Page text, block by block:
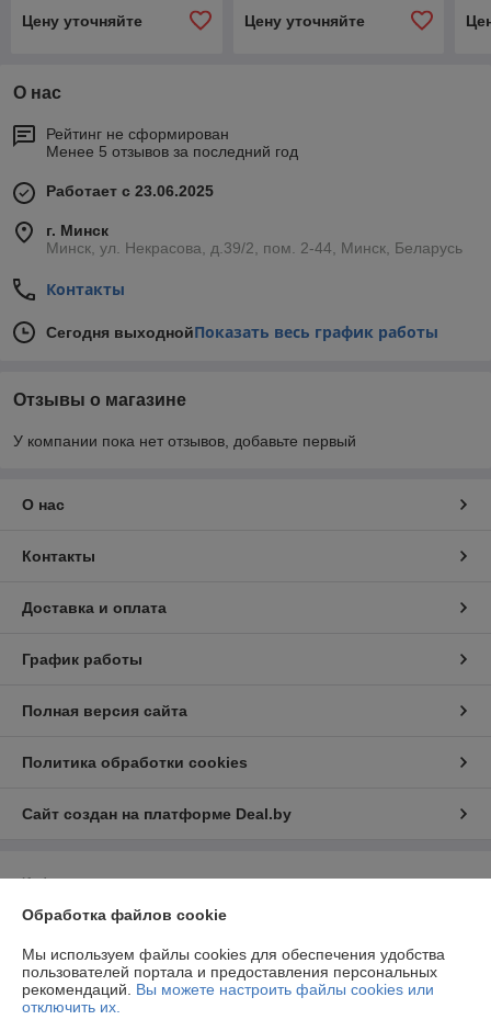
Цену уточняйте Цену уточняйте
О нас
Рейтинг не сформирован
Менее 5 отзывов за последний год
Работает с 23.06.2025
г. Минск
Минск, ул. Некрасова, д.39/2, пом. 2-44, Минск, Беларусь
Контакты
Сегодня выходнойПоказать весь график работы
Отзывы о магазине
У компании пока нет отзывов, добавьте первый
О нас
Контакты
Доставка и оплата
График работы
Полная версия сайта
Политика обработки cookies
Сайт создан на платформе Deal.by
Информация для покупателя
Юридическое лицо:ООО «Световые декорации»
комната 2/2
Регистрационный номер ЕГР: 193876703
Обработка файлов cookie
Мы используем файлы cookies для обеспечения удобства
пользователей портала и предоставления персональных
рекомендаций. Вы можете настроить файлы cookies или
отключить их.